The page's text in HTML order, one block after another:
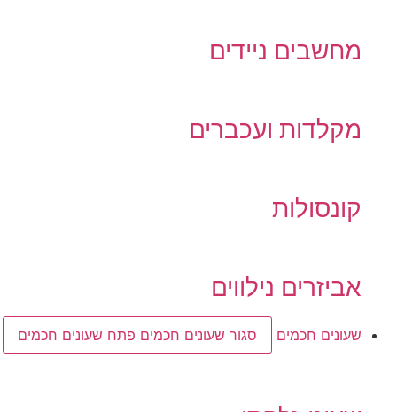
מחשבים ניידים
מקלדות ועכברים
קונסולות
אביזרים נילווים
שעונים חכמים סגור שעונים חכמים פתח שעונים חכמים